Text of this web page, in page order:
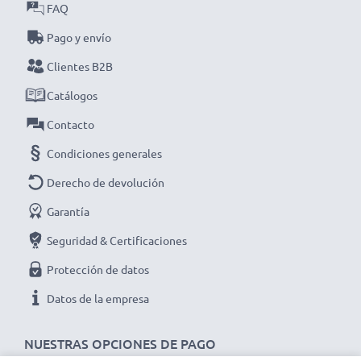
Elige CELLONIC y no te la juegues con la calidad,
¡haz ya tu pedido!
NUESTRAS OPCIONES DE PAGO
FAQ
Pago y envío
Clientes B2B
Catálogos
Contacto
Condiciones generales
Derecho de devolución
Garantía
Seguridad & Certificaciones
Protección de datos
Datos de la empresa